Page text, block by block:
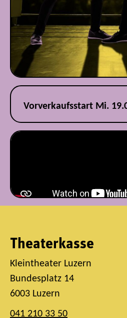
Vorverkaufsstart Mi.
Theaterkasse
Kleintheater Luzern
Bundesplatz 14
6003 Luzern
041 210 33 50